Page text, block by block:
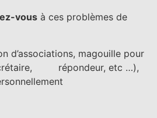
vous à ces problèmes de
d’associations, magouille pour
répondeur, etc …),